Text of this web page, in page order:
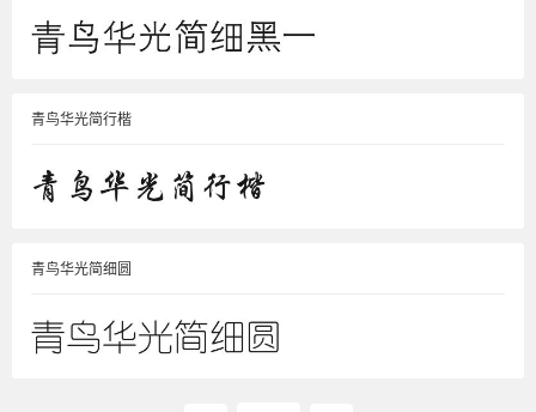
青鸟华光简行楷
青鸟华光简细圆